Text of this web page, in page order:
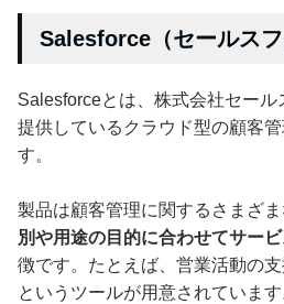
Salesforce（セールス
Salesforceとは、株式会社セー
提供しているクラウド型の顧客
す。
製品は顧客管理に関するさまざま
別や用途の目的に合わせてサー
徴です。たとえば、営業活動の
というツールが用意されています